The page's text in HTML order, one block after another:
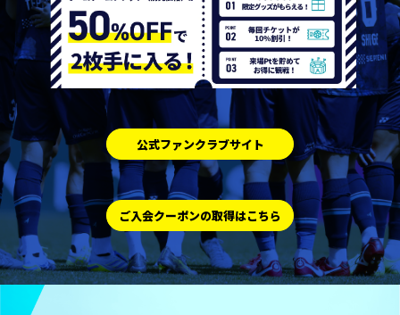
公式ファンクラブサイト
ご入会クーポンの取得はこちら